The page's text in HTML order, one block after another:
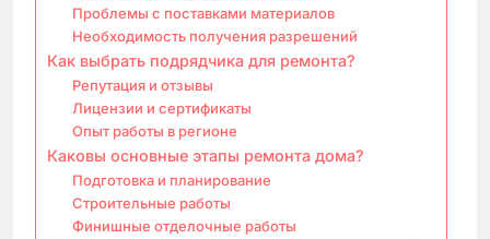
Проблемы с поставками материалов
Необходимость получения разрешений
Как выбрать подрядчика для ремонта?
Репутация и отзывы
Лицензии и сертификаты
Опыт работы в регионе
Каковы основные этапы ремонта дома?
Подготовка и планирование
Строительные работы
Финишные отделочные работы